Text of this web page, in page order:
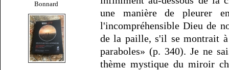
Bonnard
une manière de pleurer
l'incompréhensible Dieu de
de la paille, s'il se montrait à
paraboles» (p. 340). Je ne
thème mystique du miroir